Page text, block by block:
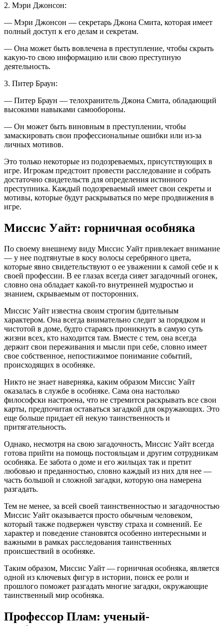
2. Мэри Джонсон:
— Мэри Джонсон — секретарь Джона Смита, которая имеет
полный доступ к его делам и секретам.
— Она может быть вовлечена в преступление, чтобы скрыть
какую-то свою информацию или свою преступную
деятельность.
3. Питер Браун:
— Питер Браун — телохранитель Джона Смита, обладающий
высокими навыками самообороны.
— Он может быть виновным в преступлении, чтобы
замаскировать свои профессиональные ошибки или из-за
личных мотивов.
Это только некоторые из подозреваемых, присутствующих в
игре. Игрокам предстоит провести расследование и собрать
достаточно свидетельств для определения истинного
преступника. Каждый подозреваемый имеет свои секреты и
мотивы, которые будут раскрываться по мере продвижения в
игре.
Миссис Уайт: горничная особняка
По своему внешнему виду Миссис Уайт привлекает внимание
— у нее подтянутые в косу волосы серебряного цвета,
которые явно свидетельствуют о ее уважении к самой себе и к
своей профессии. В ее глазах всегда сияет загадочный огонек,
словно она обладает какой-то внутренней мудростью и
знанием, скрываемым от посторонних.
Миссис Уайт известна своим строгим бдительным
характером. Она всегда внимательно следит за порядком и
чистотой в доме, будто стараясь проникнуть в самую суть
жизни всех, кто находится там. Вместе с тем, она всегда
держит свои переживания и мысли при себе, словно имеет
свое собственное, непостижимое понимание событий,
происходящих в особняке.
Никто не знает наверняка, каким образом Миссис Уайт
оказалась в службе в особняке. Сама она настолько
философски настроена, что не стремится раскрывать все свои
карты, предпочитая оставаться загадкой для окружающих. Это
еще больше придает ей некую таинственность и
притягательность.
Однако, несмотря на свою загадочность, Миссис Уайт всегда
готова прийти на помощь постояльцам и другим сотрудникам
особняка. Ее забота о доме и его жильцах так и претит
любовью и преданностью, словно каждый из них для нее —
часть большой и сложной загадки, которую она намерена
разгадать.
Тем не менее, за всей своей таинственностью и загадочностью
Миссис Уайт оказывается просто обычным человеком,
который также подвержен чувству страха и сомнений. Ее
характер и поведение становятся особенно интересными и
важными в рамках расследования таинственных
происшествий в особняке.
Таким образом, Миссис Уайт — горничная особняка, является
одной из ключевых фигур в истории, поиск ее роли и
прошлого поможет разгадать многие загадки, окружающие
таинственный мир особняка.
Профессор Плам: ученый-